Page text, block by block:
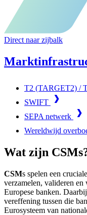
Direct naar zijbalk
T2 (TARGET2) /
SWIFT
SEPA netwerk
Wereldwijd
Wat zijn
CSMs spelen een
verzamelen, valideren en
Europese banken.
vereffening tussen die
Eurosysteem van